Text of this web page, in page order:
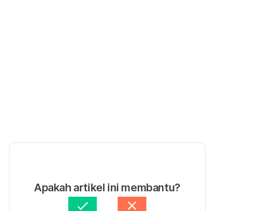
Apakah artikel ini membantu?